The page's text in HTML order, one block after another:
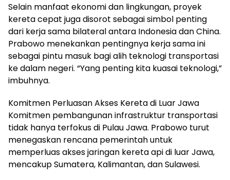
Selain manfaat ekonomi dan lingkungan, proyek
kereta cepat juga disorot sebagai simbol penting
dari kerja sama bilateral antara Indonesia dan China.
Prabowo menekankan pentingnya kerja sama ini
sebagai pintu masuk bagi alih teknologi transportasi
ke dalam negeri. “Yang penting kita kuasai teknologi,”
imbuhnya.
Komitmen Perluasan Akses Kereta di Luar Jawa
Komitmen pembangunan infrastruktur transportasi
tidak hanya terfokus di Pulau Jawa. Prabowo turut
menegaskan rencana pemerintah untuk
memperluas akses jaringan kereta api di luar Jawa,
mencakup Sumatera, Kalimantan, dan Sulawesi.